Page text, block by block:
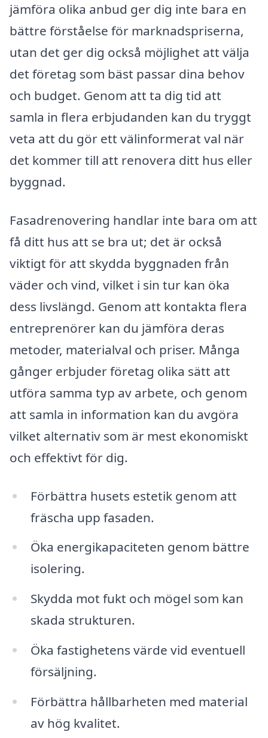
jämföra olika anbud ger dig inte bara en
bättre förståelse för marknadspriserna,
utan det ger dig också möjlighet att välja
det företag som bäst passar dina behov
och budget. Genom att ta dig tid att
samla in flera erbjudanden kan du tryggt
veta att du gör ett välinformerat val när
det kommer till att renovera ditt hus eller
byggnad.
Fasadrenovering handlar inte bara om att
få ditt hus att se bra ut; det är också
viktigt för att skydda byggnaden från
väder och vind, vilket i sin tur kan öka
dess livslängd. Genom att kontakta flera
entreprenörer kan du jämföra deras
metoder, materialval och priser. Många
gånger erbjuder företag olika sätt att
utföra samma typ av arbete, och genom
att samla in information kan du avgöra
vilket alternativ som är mest ekonomiskt
och effektivt för dig.
Förbättra husets estetik genom att
fräscha upp fasaden.
Öka energikapaciteten genom bättre
isolering.
Skydda mot fukt och mögel som kan
skada strukturen.
Öka fastighetens värde vid eventuell
försäljning.
Förbättra hållbarheten med material
av hög kvalitet.